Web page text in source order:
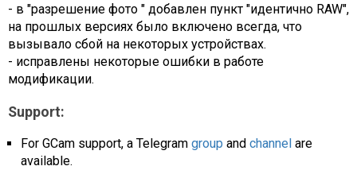
- в "разрешение фото " добавлен пункт "идентично RAW",
на прошлых версиях было включено всегда, что
вызывало сбой на некоторых устройствах.
- исправлены некоторые ошибки в работе
модификации.
Support:
For GCam support, a Telegram group and channel are
available.